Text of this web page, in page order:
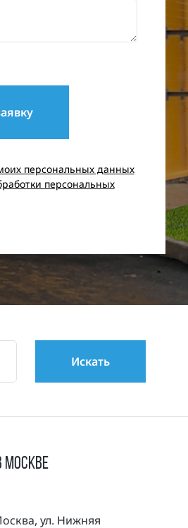
персональных данных
персональных
МОСКВЕ
ул. Нижняя